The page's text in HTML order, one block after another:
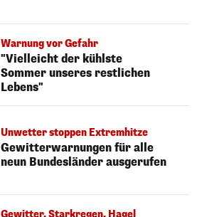
Warnung vor Gefahr
"Vielleicht der kühlste
Sommer unseres restlichen
Lebens"
Unwetter stoppen Extremhitze
Gewitterwarnungen für alle
neun Bundesländer ausgerufen